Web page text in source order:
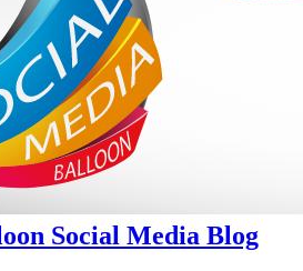
Social Media Blog